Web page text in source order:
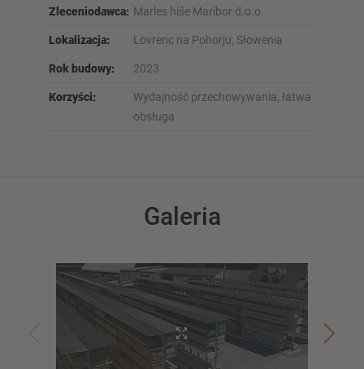
Zleceniodawca: Marles hiše Maribor d.o.o.
Lokalizacja: Lovrenc na Pohorju, Słowenia
Rok budowy: 2023
Korzyści:
Wydajność przechowywania, łatwa
obsługa
Galeria